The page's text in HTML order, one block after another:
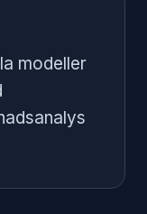
modeller